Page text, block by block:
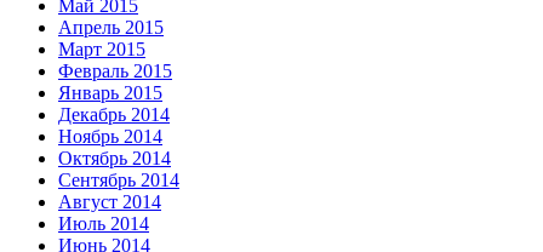
Май 2015
Апрель 2015
Март 2015
Февраль 2015
Январь 2015
Декабрь 2014
Ноябрь 2014
Октябрь 2014
Сентябрь 2014
Август 2014
Июль 2014
Июнь 2014